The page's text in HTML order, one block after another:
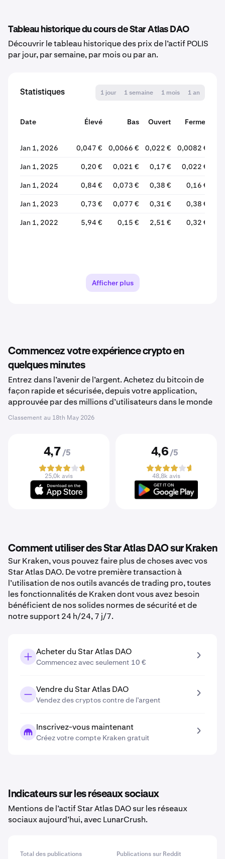
Tableau historique du cours de Star Atlas DAO
Découvrir le tableau historique des prix de l’actif POLIS
par jour, par semaine, par mois ou par an.
Statistiques 1 jour 1 semaine 1 mois 1 an
Date Élevé Bas Ouvert
Fermer
Jan 1, 2026
0,047 € 0,0066 € 0,022 € 0,0082 €
Jan 1, 2025 0,20 € 0,021 € 0,17 € 0,022 €
Jan 1, 2024 0,84 € 0,073 € 0,38 € 0,16 €
Jan 1, 2023 0,73 € 0,077 € 0,31 € 0,38 €
Jan 1, 2022 5,94 € 0,15 € 2,51 € 0,32 €
Afficher plus
Commencez votre expérience crypto en
quelques minutes
Entrez dans l’avenir de l’argent. Achetez du bitcoin de
façon rapide et sécurisée, depuis votre application,
approuvée par des millions d’utilisateurs dans le monde
Classement au 18th May 2026
4,7 /5
25,0k avis
4,6 /5
48,8k avis
Comment utiliser des Star Atlas DAO sur Kraken
Sur Kraken, vous pouvez faire plus de choses avec vos
Star Atlas DAO. De votre première transaction à
l’utilisation de nos outils avancés de trading pro, toutes
les fonctionnalités de Kraken dont vous avez besoin
bénéficient de nos solides normes de sécurité et de
notre support 24 h/24, 7 j/7.
Acheter du Star Atlas DAO
Commencez avec seulement 10 €
Vendre du Star Atlas DAO
Vendez des cryptos contre de l’argent
Inscrivez-vous maintenant
Créez votre compte Kraken gratuit
Indicateurs sur les réseaux sociaux
Mentions de l’actif Star Atlas DAO sur les réseaux
sociaux aujourd’hui, avec LunarCrush.
Total des publications Publications sur Reddit